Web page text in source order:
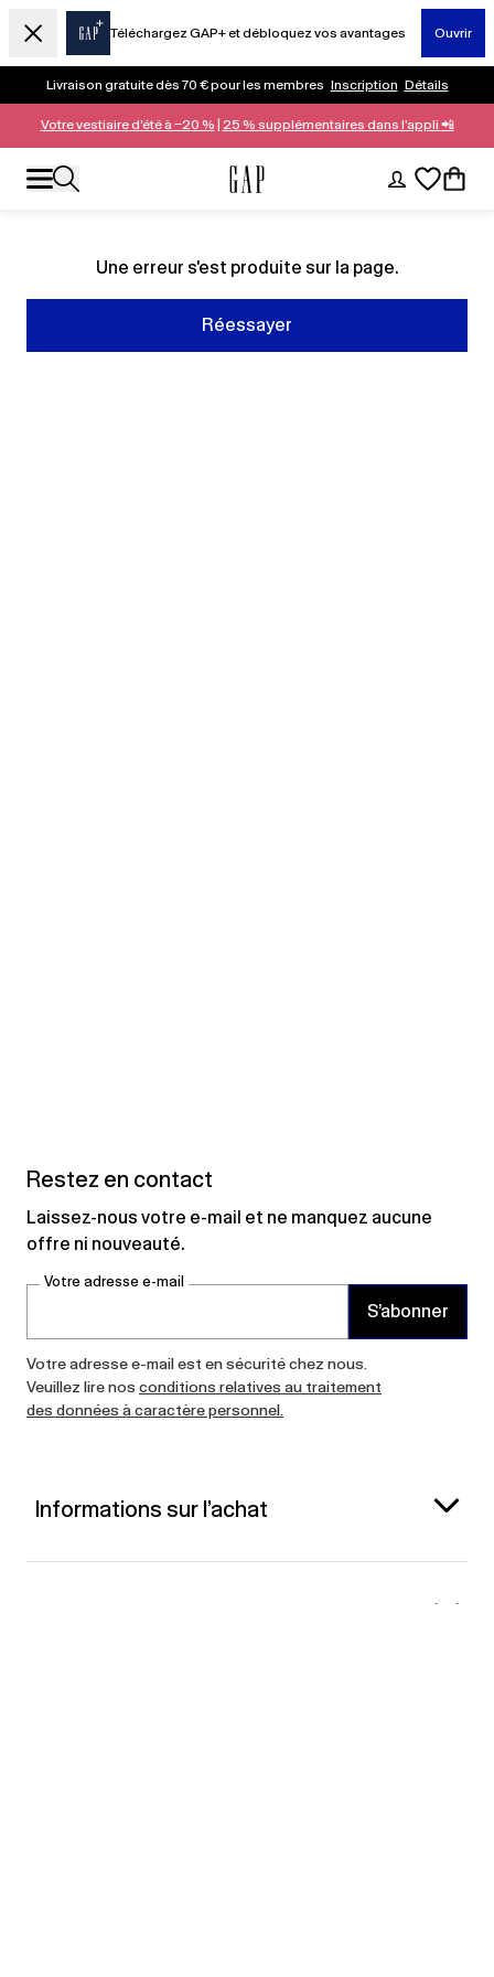
Téléchargez GAP+ et débloquez vos avantages Ouvrir
Livraison gratuite dès 70 € pour les membres Inscription Détails
Votre vestiaire d’été à −20 % 25 % supplémentaires dans l’appli 📲
Une erreur s'est produite sur la page.
Réessayer
Restez en contact
Laissez-nous votre e-mail et ne manquez aucune
offre ni nouveauté.
Votre adresse e-mail
S’abonner
Votre adresse e-mail est en sécurité chez nous.
Veuillez lire nos conditions relatives au traitement
des données à caractère personnel.
Informations sur l’achat